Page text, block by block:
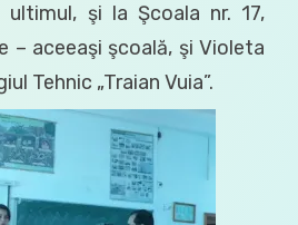
şi la Şcoala nr. 17,
– aceeaşi şcoală, şi Violeta
Tehnic „Traian Vuia”.